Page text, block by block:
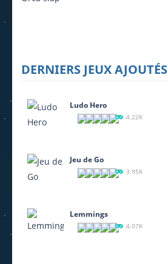
– Orca slap
DERNIERS JEUX AJOUTÉS
Ludo Hero
4.22K
Jeu de Go
3.95K
Lemmings
4.07K